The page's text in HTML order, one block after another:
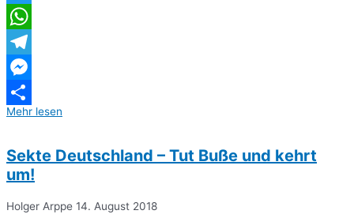
Twitter
WhatsApp
Telegram
Messenger
Teilen
Mehr lesen
Sekte Deutschland – Tut Buße und kehrt
um!
Holger Arppe 14. August 2018